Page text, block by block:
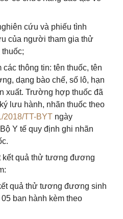
cứu và phiếu tình
của người tham gia thử
thông tin: tên thuốc, tên
dạng bào chế, số lô, hạn
xuất. Trường hợp thuốc đã
lưu hành, nhãn thuốc theo
2018/TT-BYT ngày
Y tế quy định ghi nhãn
kết quả thử tương đương
quả thử tương đương sinh
ban hành kèm theo